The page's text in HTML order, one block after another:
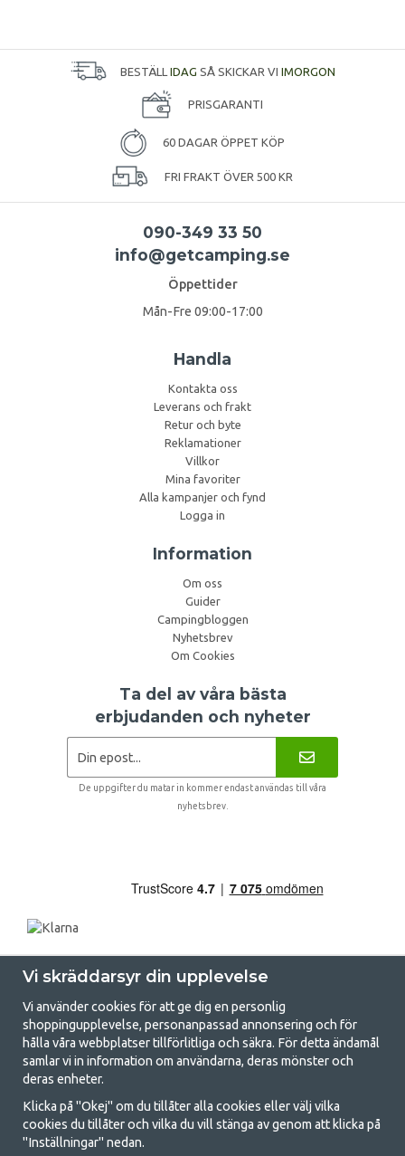
BESTÄLL IDAG SÅ SKICKAR VI IMORGON
PRISGARANTI
60 DAGAR ÖPPET KÖP
FRI FRAKT ÖVER 500 KR
090-349 33 50
info@getcamping.se
Öppettider
Mån-Fre 09:00-17:00
Handla
Kontakta oss
Leverans och frakt
Retur och byte
Reklamationer
Villkor
Mina favoriter
Alla kampanjer och fynd
Logga in
Information
Om oss
Guider
Campingbloggen
Nyhetsbrev
Om Cookies
Ta del av våra bästa
erbjudanden och nyheter
De uppgifter du matar in kommer endast användas till våra
nyhetsbrev.
GetCamping.se - Din butik för camping
och uteliv
Att campa kan antingen vara en livsstil eller ett sätt att samla familjen
för ett gemensamt äventyr. Oavsett vilken kategori du tillhör hittar du
Vi skräddarsyr din upplevelse
Vi använder cookies för att ge dig en personlig
shoppingupplevelse, personanpassad annonsering och för
hålla våra webbplatser tillförlitliga och säkra. För detta ändamål
samlar vi in information om användarna, deras mönster och
deras enheter.
Klicka på "Okej" om du tillåter alla cookies eller välj vilka
cookies du tillåter och vilka du vill stänga av genom att klicka på
"Inställningar" nedan.